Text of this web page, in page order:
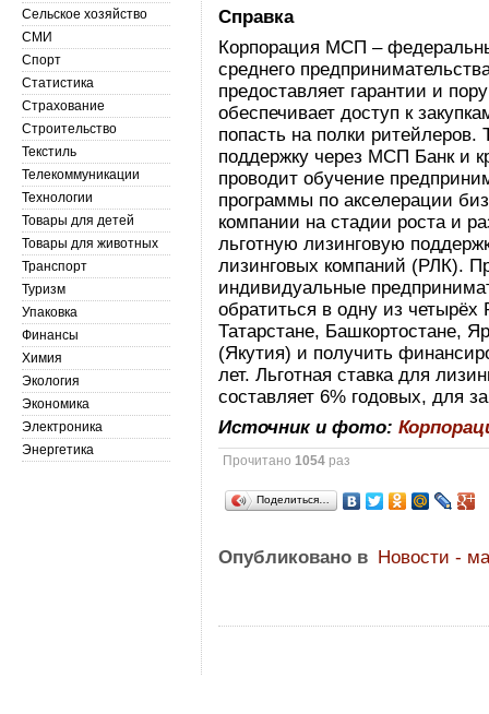
Справка
Корпорация МСП –
среднего
предоставляет гарантии и
обеспечивает доступ к
попасть на полки
поддержку через МСП Банк и
проводит обучение
программы по акселерации
компании на стадии роста и
льготную лизинговую
лизинговых компаний (РЛК).
индивидуальные
обратиться в одну из четырёх
Татарстане, Башкортостане,
(Якутия) и получить
лет. Льготная ставка для
составляет 6% годовых, для
Источник и фото:
Прочитано1054 раз
Поделиться…
Опубликовано в Новости -
Сельское хозяйство
СМИ
Спорт
Статистика
Страхование
Строительство
Текстиль
Телекоммуникации
Технологии
Товары для детей
Товары для животных
Транспорт
Туризм
Упаковка
Финансы
Химия
Экология
Экономика
Электроника
Энергетика